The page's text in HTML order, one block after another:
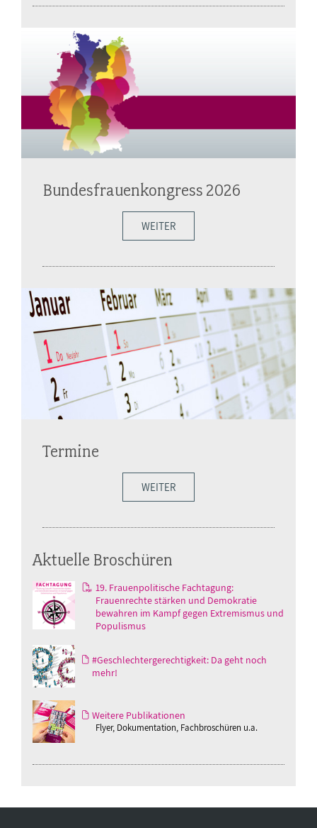
Bundesfrauenkongress 2026
WEITER
Termine
WEITER
Aktuelle Broschüren
19. Frauenpolitische Fachtagung:
Frauenrechte stärken und Demokratie
bewahren im Kampf gegen Extremismus und
Populismus
#Geschlechtergerechtigkeit: Da geht noch
mehr!
Weitere Publikationen
Flyer, Dokumentation, Fachbroschüren u.a.